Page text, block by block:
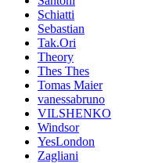
Schiatti
Sebastian
Tak.Ori
Theory
Thes Thes
Tomas Maier
vanessabruno
VILSHENKO
Windsor
YesLondon
Zagliani